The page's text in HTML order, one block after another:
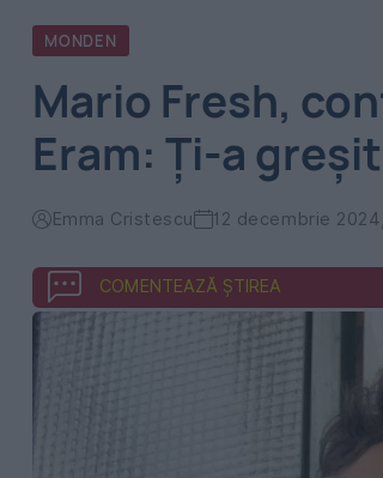
MONDEN
Mario Fresh,
Eram: Ți-a
Emma Cristescu 12 decembrie
COMENTEAZĂ ȘTIREA